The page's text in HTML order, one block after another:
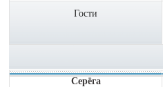
Гости
Серёга